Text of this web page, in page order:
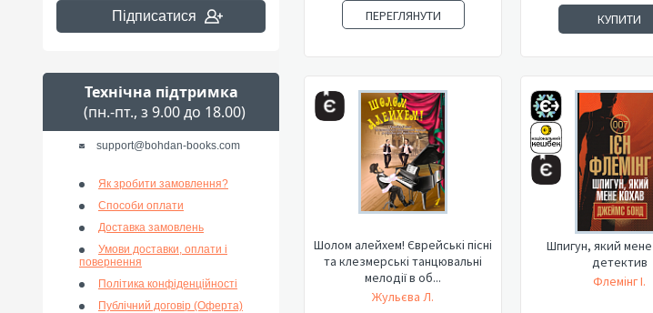
Підписатися
Технічна підтримка
(пн.-пт., з 9.00 до 18.00)
support@bohdan-books.com
Як зробити замовлення?
Способи оплати
Доставка замовлень
Умови доставки, оплати і
повернення
Політика конфіденційності
Публічний договір (Оферта)
ПЕРЕГЛЯНУТИ КУПИТИ
Шолом алейхем! Єврейські пісні
та клезмерські танцювальні
мелодії в об...
Жульєва Л.
Шпигун, який мене
детектив
Флемінг І.